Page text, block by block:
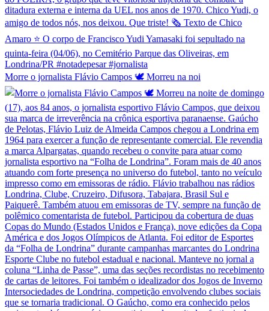
Morre o jornalista Flávio Campos 🕊️ Morreu na noi